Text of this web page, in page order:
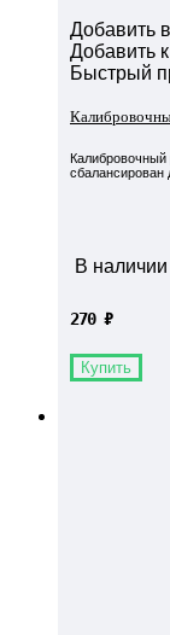
Добавить
Добавить
Быстрый
Калибровочный
сбалансирован
В наличии
270 ₽
Купить